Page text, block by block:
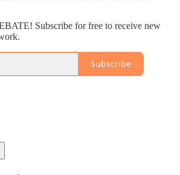
Subscribe for free to receive new
Subscribe